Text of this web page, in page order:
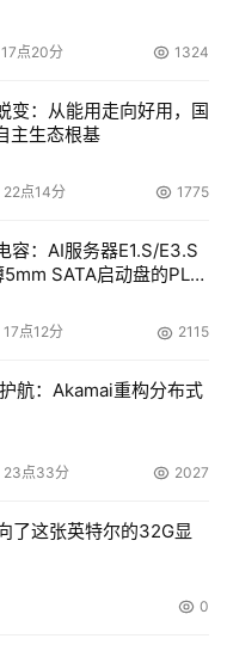
点20分 1324
变：从能用走向好用，国
主生态根基
点14分 1775
容：AI服务器E1.S/E3.S
SATA启动盘的PLP
点12分 2115
航：Akamai重构分布式
23点33分 2027
了这张英特尔的32G显
0